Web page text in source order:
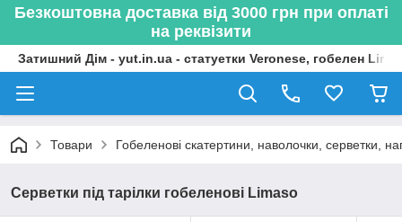
Безкоштовна доставка від 3000 грн при оплаті
на реквізити
Затишний Дім - yut.in.ua - статуетки Veronese, гобелен
Товари Гобеленові скатертини, наволочки, серветки,
Серветки під тарілки гобеленові Limaso